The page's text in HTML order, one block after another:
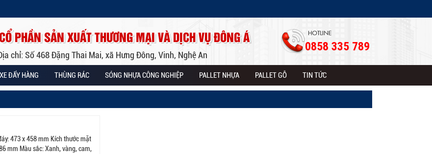
PHẦN SẢN XUẤT THƯƠNG MẠI VÀ DỊCH VỤ ĐÔNG Á
chỉ: Số 468 Đặng Thai Mai, xã Hưng Đông, Vinh, Nghệ An
0858 335 789
XE ĐẨY HÀNG THÙNG RÁC SÓNG NHỰA CÔNG NGHIỆP PALLET NHỰA PALLET GỖ TIN TỨC
473 x 458 mm Kích thước mặt
mm Màu sắc: Xanh, vàng, cam,